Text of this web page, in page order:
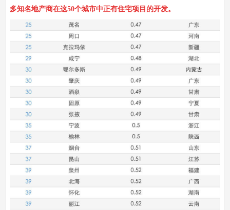
多知名地产商在这50个城市中正有住宅项目的开发。